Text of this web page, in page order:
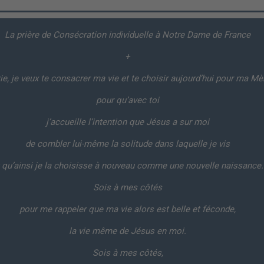
La prière de Consécration individuelle à Notre Dame de France
+
je veux te consacrer ma vie et te choisir aujourd’hui pour ma
pour qu’avec toi
j’accueille l’intention que Jésus a sur moi
de combler lui-même la solitude dans laquelle je vis
qu’ainsi je la choisisse à nouveau comme une nouvelle naissance.
Sois à mes côtés
pour me rappeler que ma vie alors est belle et féconde,
la vie même de Jésus en moi.
Sois à mes côtés,